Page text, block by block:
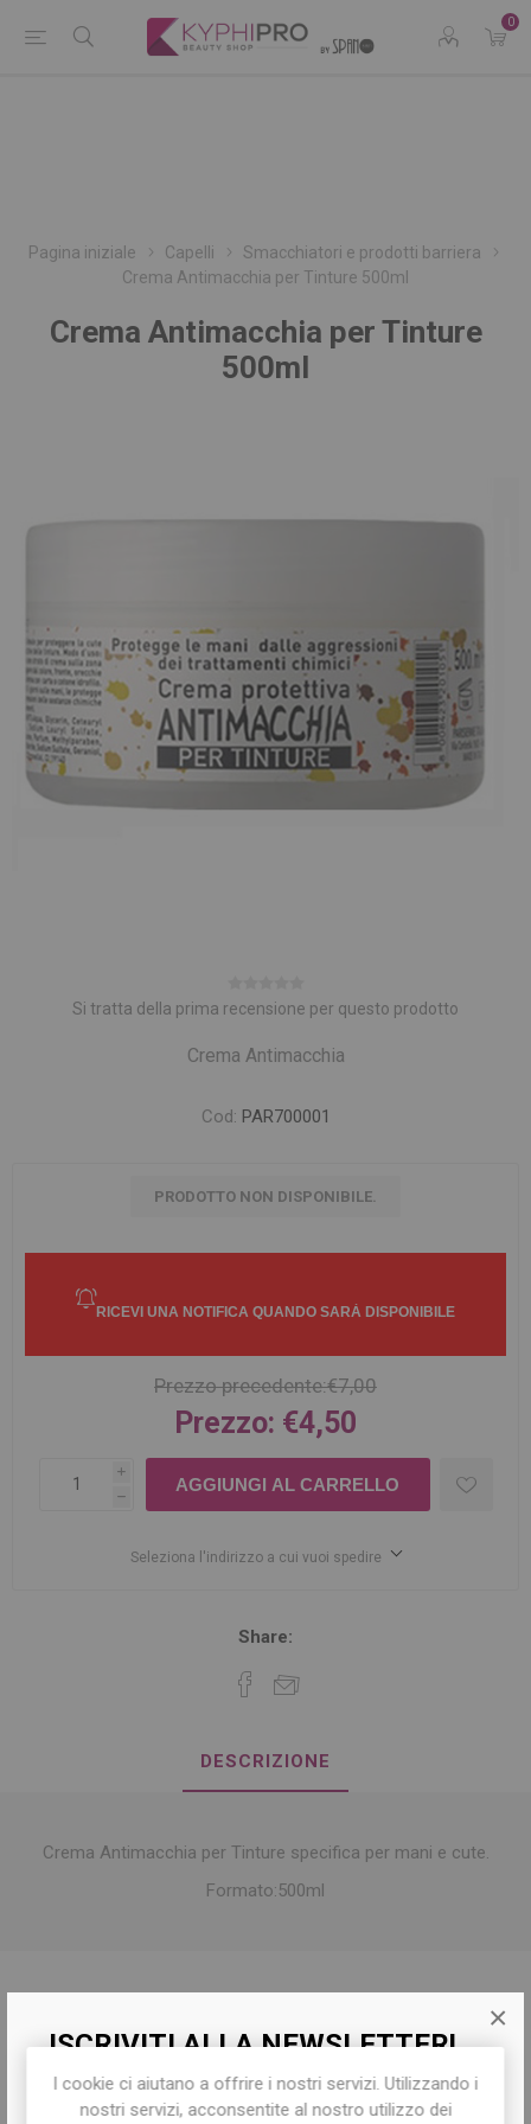
ISCRIVITI ALLA NEWSLETTER!
Iscriviti per conoscere le nostre ultime
×
0
Pagina iniziale Capelli
Smacchiatori e prodotti barriera
Crema Antimacchia per Tinture 500ml
Crema Antimacchia per Tinture
500ml
Si tratta della prima recensione per questo prodotto
Crema Antimacchia
Cod: PAR700001
PRODOTTO NON DISPONIBILE.
Prezzo precedente:€7,00
Prezzo: €4,50
i
h
Seleziona l'indirizzo a cui vuoi spedire
Share:
DESCRIZIONE
Crema Antimacchia per Tinture specifica per mani e cute.
Formato:500ml
Tag del prodotto
tintura capelli (10), crema antimacchia (1), crema barriera
I cookie ci aiutano a offrire i nostri servizi. Utilizzando i
nostri servizi, acconsentite al nostro utilizzo dei